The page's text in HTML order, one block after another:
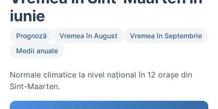
iunie
Prognoză Vremea în August
Vremea în Septembrie
Medii anuale
Normale climatice la nivel național în 12 orașe din
Sint-Maarten.